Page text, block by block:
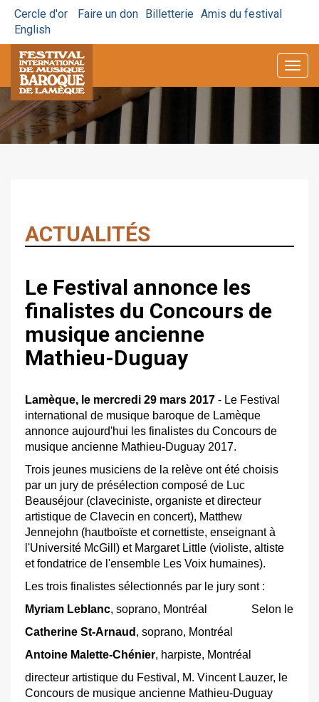
Cercle d'or Faire un don Billetterie Amis du festival
English
ACTUALITÉS
Le Festival annonce les
finalistes du Concours de
musique ancienne
Mathieu-Duguay
Lamèque, le mercredi 29 mars 2017 - Le Festival
international de musique baroque de Lamèque
annonce aujourd'hui les finalistes du Concours de
musique ancienne Mathieu-Duguay 2017.
Trois jeunes musiciens de la relève ont été choisis
par un jury de présélection composé de Luc
Beauséjour (claveciniste, organiste et directeur
artistique de Clavecin en concert), Matthew
Jennejohn (hautboïste et cornettiste, enseignant à
l'Université McGill) et Margaret Little (violiste, altiste
et fondatrice de l'ensemble Les Voix humaines).
Les trois finalistes sélectionnés par le jury sont :
Myriam Leblanc, soprano, Montréal
Catherine St-Arnaud , soprano, Montréal
Antoine Malette-Chénier, harpiste, Montréal
Selon le
directeur artistique du Festival, M. Vincent Lauzer, le
Concours de musique ancienne Mathieu-Duguay